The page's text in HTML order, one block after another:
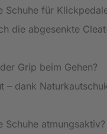
Schuhe für
die abgesenkte
Grip beim Gehen?
– dank
Schuhe atmungsaktiv?